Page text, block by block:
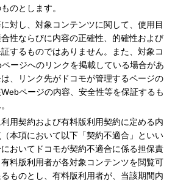
のとします。
対し、対象コンテンツに関して、使用目
性ならびに内容の正確性、的確性および
するものではありません。また、対象コ
ージへのリンクを掲載している場合があ
、リンク先がドコモが管理するページの
ページの内容、安全性等を保証するも
用契約および有料版利用契約に定める内
本項において以下「契約不適合」といい
おいてドコモが契約不適合に係る担保責
料版利用者が各対象コンテンツを閲覧可
ものとし、有料版利用者が、当該期間内